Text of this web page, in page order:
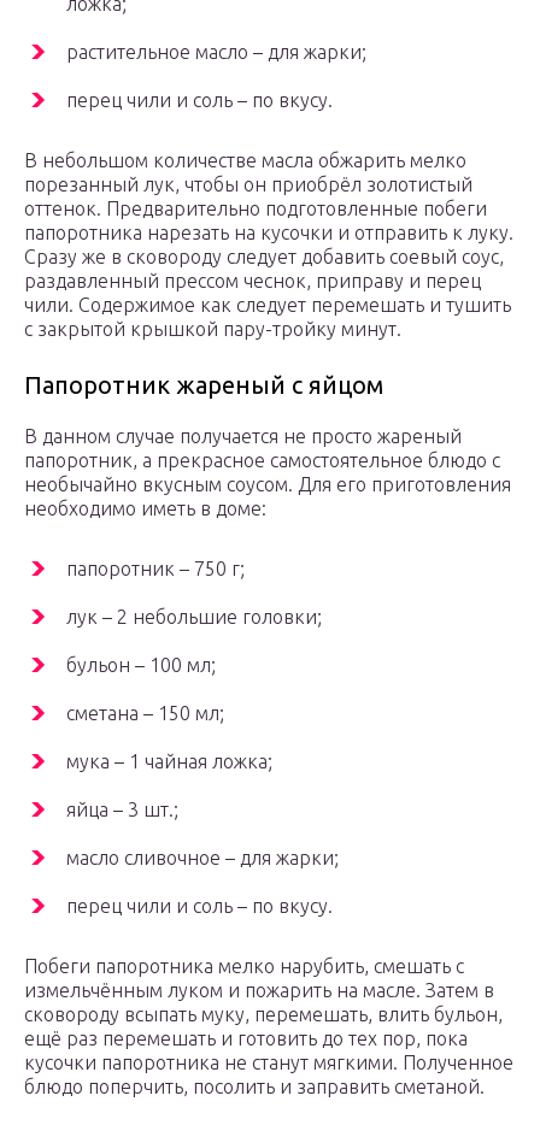
растительное масло – для жарки;
перец чили и соль – по вкусу.
В небольшом количестве масла обжарить мелко
порезанный лук, чтобы он приобрёл золотистый
оттенок. Предварительно подготовленные побеги
папоротника нарезать на кусочки и отправить к луку.
Сразу же в сковороду следует добавить соевый соус,
раздавленный прессом чеснок, приправу и перец
чили. Содержимое как следует перемешать и тушить
с закрытой крышкой пару-тройку минут.
Папоротник жареный с яйцом
В данном случае получается не просто жареный
папоротник, а прекрасное самостоятельное блюдо с
необычайно вкусным соусом. Для его приготовления
необходимо иметь в доме:
папоротник – 750 г;
лук – 2 небольшие головки;
бульон – 100 мл;
сметана – 150 мл;
мука – 1 чайная ложка;
яйца – 3 шт.;
масло сливочное – для жарки;
перец чили и соль – по вкусу.
Побеги папоротника мелко нарубить, смешать с
измельчённым луком и пожарить на масле. Затем в
сковороду всыпать муку, перемешать, влить бульон,
ещё раз перемешать и готовить до тех пор, пока
кусочки папоротника не станут мягкими. Полученное
блюдо поперчить, посолить и заправить сметаной.